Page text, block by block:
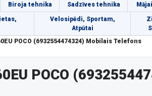
Biroja tehnika Sadzīves tehnika
Velosipēdi, Sportam,
Atpūtai
POCO (6932554474324) Mobilais Telefons
POCO